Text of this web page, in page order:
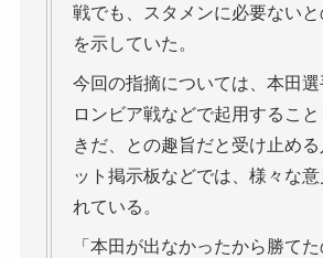
戦でも、スタメンに必要ない
を示していた。
今回の指摘については、本田選
ロンビア戦などで起用するこ
きだ、との趣旨だと受け止め
ット掲示板などでは、様々な意
れている。
「本田が出なかったから勝て